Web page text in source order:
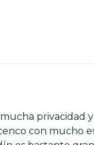
privacidad
con mucho